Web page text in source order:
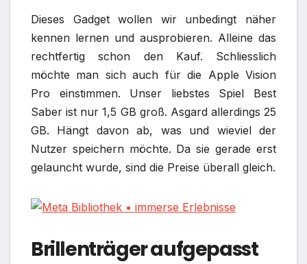
Dieses Gadget wollen wir unbedingt näher
kennen lernen und ausprobieren. Alleine das
rechtfertig schon den Kauf. Schliesslich
möchte man sich auch für die Apple Vision
Pro einstimmen. Unser liebstes Spiel Best
Saber ist nur 1,5 GB groß. Asgard allerdings 25
GB. Hängt davon ab, was und wieviel der
Nutzer speichern möchte. Da sie gerade erst
gelauncht wurde, sind die Preise überall gleich.
Brillenträger aufgepasst